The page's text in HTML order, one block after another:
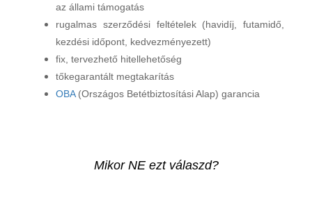
az állami támogatás
rugalmas szerződési feltételek (havidíj, futamidő,
kezdési időpont, kedvezményezett)
fix, tervezhető hitellehetőség
tőkegarantált megtakarítás
OBA(Országos Betétbiztosítási Alap) garancia
Mikor NE ezt válaszd?